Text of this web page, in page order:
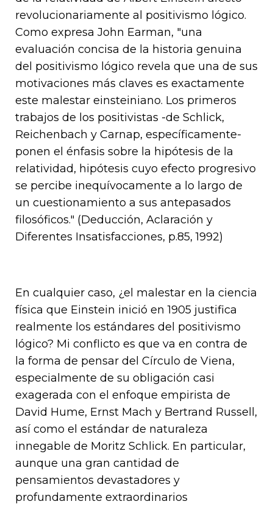
revolucionariamente al positivismo lógico.
Como expresa John Earman, "una
evaluación concisa de la historia genuina
del positivismo lógico revela que una de sus
motivaciones más claves es exactamente
este malestar einsteiniano. Los primeros
trabajos de los positivistas -de Schlick,
Reichenbach y Carnap, específicamente-
ponen el énfasis sobre la hipótesis de la
relatividad, hipótesis cuyo efecto progresivo
se percibe inequívocamente a lo largo de
un cuestionamiento a sus antepasados
filosóficos." (Deducción, Aclaración y
Diferentes Insatisfacciones, p.85, 1992)
En cualquier caso, ¿el malestar en la ciencia
física que Einstein inició en 1905 justifica
realmente los estándares del positivismo
lógico? Mi conflicto es que va en contra de
la forma de pensar del Círculo de Viena,
especialmente de su obligación casi
exagerada con el enfoque empirista de
David Hume, Ernst Mach y Bertrand Russell,
así como el estándar de naturaleza
innegable de Moritz Schlick. En particular,
aunque una gran cantidad de
pensamientos devastadores y
profundamente extraordinarios